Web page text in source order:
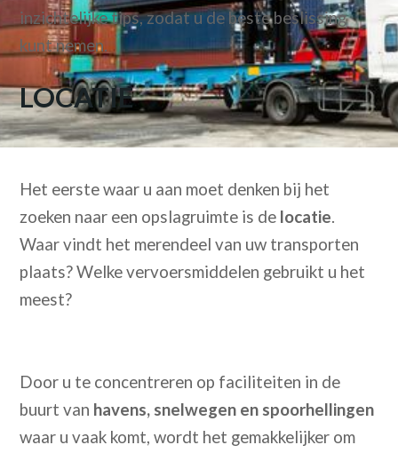
inzichtelijke tips, zodat u de beste beslissing
kunt nemen.
LOCATIE
Het eerste waar u aan moet denken bij het
zoeken naar een opslagruimte is de locatie.
Waar vindt het merendeel van uw transporten
plaats? Welke vervoersmiddelen gebruikt u het
meest?
Door u te concentreren op faciliteiten in de
buurt van havens, snelwegen en spoorhellingen
waar u vaak komt, wordt het gemakkelijker om